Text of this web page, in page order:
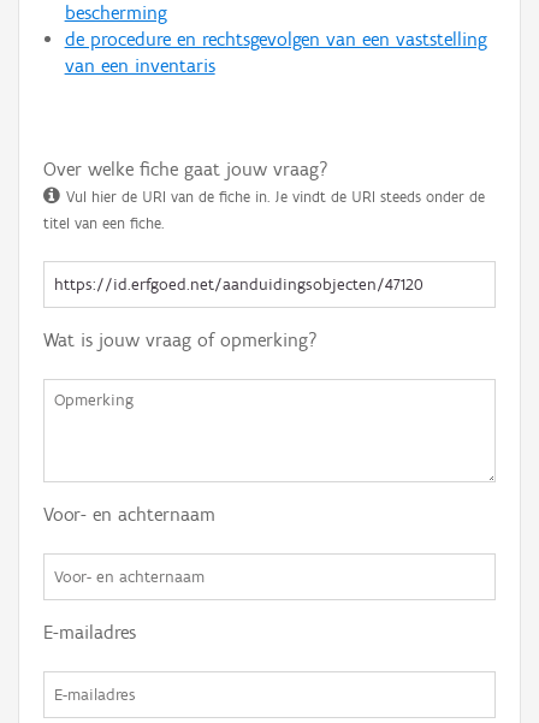
bescherming
de procedure en rechtsgevolgen van een vaststelling
van een inventaris
Over welke fiche gaat jouw vraag?
Vul hier de URI van de fiche in. Je vindt de URI steeds onder de
titel van een fiche.
Wat is jouw vraag of opmerking?
Voor- en achternaam
E-mailadres